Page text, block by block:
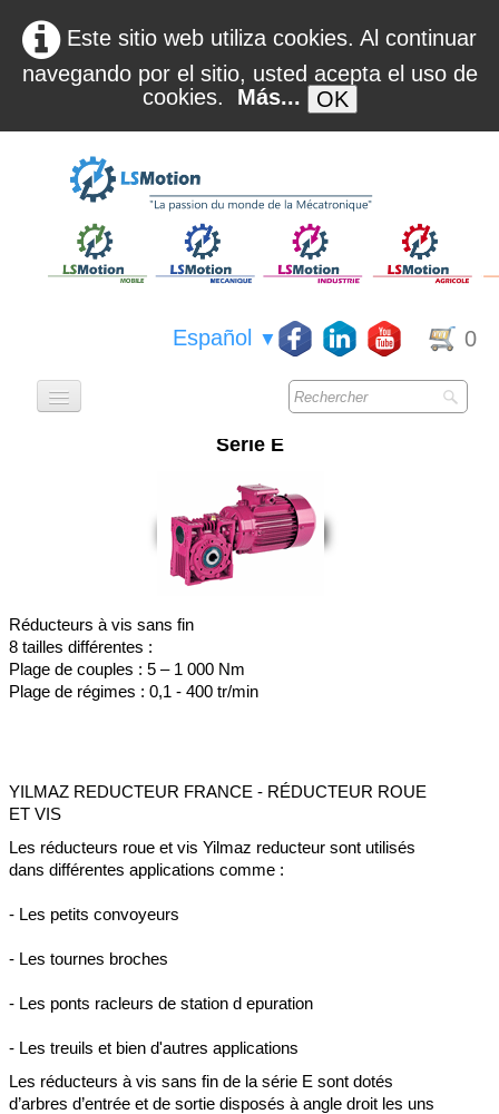
Este sitio web utiliza cookies. Al continuar
navegando por el sitio, usted acepta el uso de
cookies. Más... OK
Español ▼ 0
▼
OUTILS▼
NOS COORDONNÉES▼
Série E
Réducteurs à vis sans fin
8 tailles différentes :
Plage de couples : 5 – 1 000 Nm
Plage de régimes : 0,1 - 400 tr/min
YILMAZ REDUCTEUR FRANCE - RÉDUCTEUR ROUE
ET VIS
Les réducteurs roue et vis Yilmaz reducteur sont utilisés
dans différentes applications comme :
- Les petits convoyeurs
- Les tournes broches
- Les ponts racleurs de station d epuration
- Les treuils et bien d'autres applications
Les réducteurs à vis sans fin de la série E sont dotés
d’arbres d’entrée et de sortie disposés à angle droit les uns